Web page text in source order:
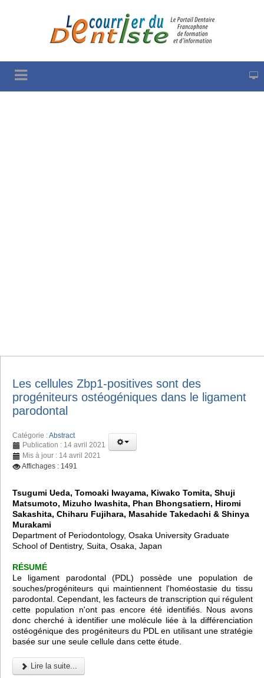
Les cellules Zbp1-positives sont des
progéniteurs ostéogéniques dans le ligament
parodontal
Catégorie :Abstract
Publication : 14 avril 2021
Mis à jour : 14 avril 2021
Affichages : 1491
Tsugumi Ueda, Tomoaki Iwayama, Kiwako Tomita, Shuji
Matsumoto, Mizuho Iwashita, Phan Bhongsatiern, Hiromi
Sakashita, Chiharu Fujihara, Masahide Takedachi & Shinya
Murakami
Department of Periodontology, Osaka University Graduate
School of Dentistry, Suita, Osaka, Japan
RÉSUMÉ
Le ligament parodontal (PDL) possède une population de
souches/progéniteurs qui maintiennent l'homéostasie du tissu
parodontal. Cependant, les facteurs de transcription qui régulent
cette population n'ont pas encore été identifiés. Nous avons
donc cherché à identifier une molécule liée à la différenciation
ostéogénique des progéniteurs du PDL en utilisant une stratégie
basée sur une seule cellule dans cette étude.
Lire la suite...